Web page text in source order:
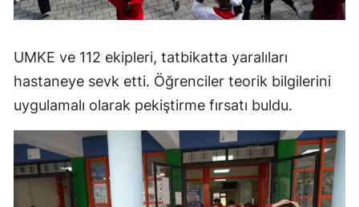
UMKE ve 112 ekipleri, tatbikatta yaralıları
hastaneye sevk etti. Öğrenciler teorik bilgilerini
uygulamalı olarak pekiştirme fırsatı buldu.